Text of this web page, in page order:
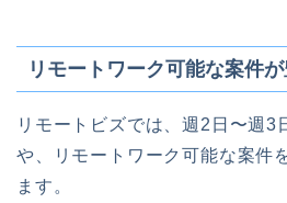
リモートワーク可能な案件
リモートビズでは、週2日〜週3
や、リモートワーク可能な案件
ます。